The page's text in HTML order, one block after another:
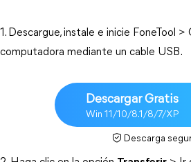
1. Descargue, instale e inicie FoneTool
computadora mediante un cable USB.
Descargar Gratis
Win 11/10/8.1/8/7/XP
Descarga